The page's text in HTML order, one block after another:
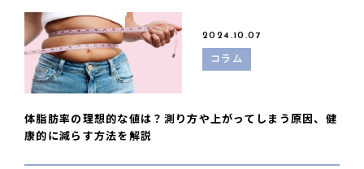
2024.10.07
コラム
体脂肪率の理想的な値は？測り方や上がってしまう原因、健
康的に減らす方法を解説